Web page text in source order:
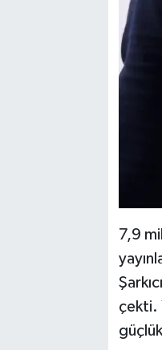
7,9
çekti.